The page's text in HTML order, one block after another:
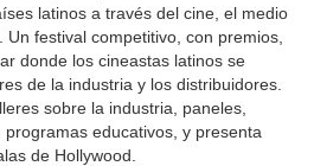
latinos a través del cine, el medio
festival competitivo, con premios,
donde los cineastas latinos se
de la industria y los distribuidores.
sobre la industria, paneles,
educativos, y presenta
de Hollywood.